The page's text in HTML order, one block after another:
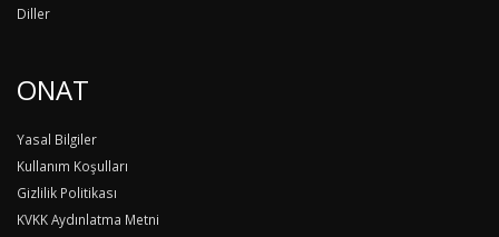
Diller
ONAT
Yasal Bilgiler
Kullanım Koşulları
Gizlilik Politikası
KVKK Aydınlatma Metni